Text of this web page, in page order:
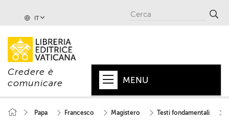
IT
Credere è
comunicare
MENU
Papa Francesco Magistero
Testi fondamentali